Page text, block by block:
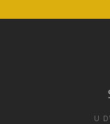
U